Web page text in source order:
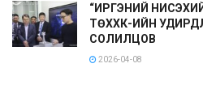
“ИРГЭНИЙ
ТӨХХК-ИЙН
СОЛИЛЦОВ
2026-04-08